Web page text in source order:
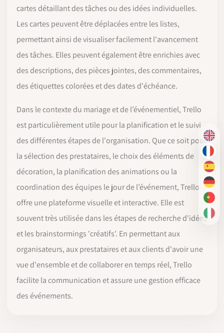
EN
FR
ES
DE
PT-
IT
cartes détaillant des tâches ou des idées individuelles.
Les cartes peuvent être déplacées entre les listes,
permettant ainsi de visualiser facilement l'avancement
des tâches. Elles peuvent également être enrichies avec
des descriptions, des pièces jointes, des commentaires,
des étiquettes colorées et des dates d'échéance.
Dans le contexte du mariage et de l’événementiel, Trello
est particulièrement utile pour la planification et le suivi
des différentes étapes de l'organisation. Que ce soit pour
la sélection des prestataires, le choix des éléments de
décoration, la planification des animations ou la
coordination des équipes le jour de l’événement, Trello
offre une plateforme visuelle et interactive. Elle est
souvent très utilisée dans les étapes de recherche d'idées
et les brainstormings 'créatifs'. En permettant aux
organisateurs, aux prestataires et aux clients d'avoir une
vue d'ensemble et de collaborer en temps réel, Trello
facilite la communication et assure une gestion efficace
des événements.